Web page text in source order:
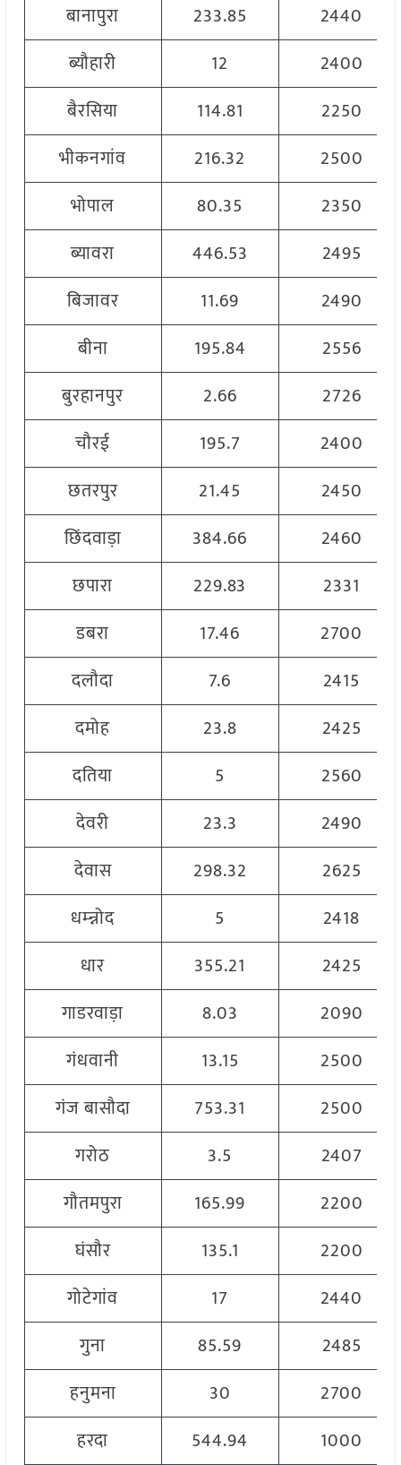
बानापुरा
233.85
2440
ब्यौहारी
12
2400
बैरसिया
114.81
2250
भीकनगांव
216.32
2500
भोपाल
80.35
2350
ब्यावरा
446.53
2495
बिजावर
11.69
2490
बीना
195.84
2556
बुरहानपुर
2.66
2726
चौरई
195.7
2400
छतरपुर
21.45
2450
छिंदवाड़ा
384.66
2460
छपारा
229.83
2331
डबरा
17.46
2700
दलौदा
7.6
2415
दमोह
23.8
2425
दतिया
5
2560
देवरी
23.3
2490
देवास
298.32
2625
धम्न्नोद
5
2418
धार
355.21
2425
गाडरवाड़ा
8.03
2090
गंधवानी
13.15
2500
गंज बासौदा
753.31
2500
गरोठ
3.5
2407
गौतमपुरा
165.99
2200
घंसौर
135.1
2200
गोटेगांव
17
2440
गुना
85.59
2485
हनुमना
30
2700
हरदा
544.94 1000